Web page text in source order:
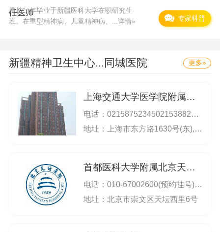
荣获乌鲁木齐市科技进步一、二、三等奖。填补
了自治区的该研究领域的空白。出版的多部专业
技水平的不断发展。近几年来医院获得国家卫生
几十项先进集体荣誉称号。有的同志获得国家“五
一”劳动奖章。多名医生和护士荣获十佳医生、乌
市南丁格尔奖等荣誉称号。涌现一批先进人物和
向现代化医院迈进。新疆精神卫生中心的发展壮
大。是新疆精神卫生事业发展的一个缩影。一个
真实写照。医院的前景会越来越美好！
任医师
擅长：年毕业于新疆医科大学在职研究生
班。在重型精神病、儿童精神病、...详情» 专家科普
新疆精神卫生中心... 同城医院 更多»
上海交通大学医学院附属仁济医院
电话： 0215875234502153882113
地址：上海市东方路1630号(东),上海市山东中路145号(西)
首都医科大学附属北京天坛医院
电话： 010-67002600(预约挂号) 67096611(总机) 67056565(热线咨询) 67098588(特需门诊) 67096802(门诊办)
地址：北京市崇文区天坛西里6号